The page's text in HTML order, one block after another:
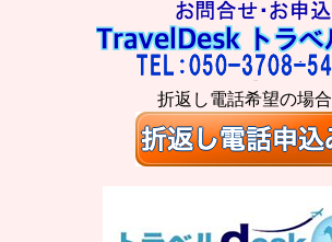
折返し電話希望の場合